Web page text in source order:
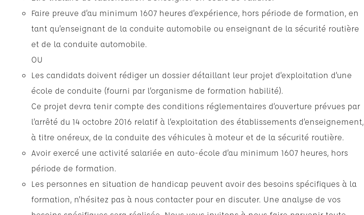
Faire preuve d’au minimum 1607 heures d’expérience, hors période de formation, en
tant qu’enseignant de la conduite automobile ou enseignant de la sécurité routière
et de la conduite automobile.
OU
Les candidats doivent rédiger un dossier détaillant leur projet d’exploitation d’une
école de conduite (fourni par l’organisme de formation habilité).
Ce projet devra tenir compte des conditions réglementaires d’ouverture prévues par
l’arrêté du 14 octobre 2016 relatif à l’exploitation des établissements d’enseignement,
à titre onéreux, de la conduite des véhicules à moteur et de la sécurité routière.
Avoir exercé une activité salariée en auto-école d’au minimum 1607 heures, hors
période de formation.
Les personnes en situation de handicap peuvent avoir des besoins spécifiques à la
formation, n’hésitez pas à nous contacter pour en discuter. Une analyse de vos